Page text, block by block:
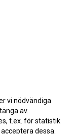
vi nödvändiga
av.
t.ex. för statistik
dessa.